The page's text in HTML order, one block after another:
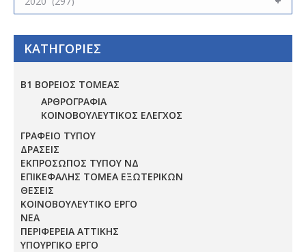
ΚΑΤΗΓΟΡΙΕΣ
Β1 ΒΟΡΕΙΟΣ ΤΟΜΕΑΣ
ΑΡΘΡΟΓΡΑΦΙΑ
ΚΟΙΝΟΒΟΥΛΕΥΤΙΚΟΣ ΕΛΕΓΧΟΣ
ΓΡΑΦΕΙΟ ΤΥΠΟΥ
ΔΡΑΣΕΙΣ
ΕΚΠΡΟΣΩΠΟΣ ΤΥΠΟΥ ΝΔ
ΕΠΙΚΕΦΑΛΗΣ ΤΟΜΕΑ ΕΞΩΤΕΡΙΚΩΝ
ΘΕΣΕΙΣ
ΚΟΙΝΟΒΟΥΛΕΥΤΙΚΟ ΕΡΓΟ
ΝΕΑ
ΠΕΡΙΦΕΡΕΙΑ ΑΤΤΙΚΗΣ
ΥΠΟΥΡΓΙΚΟ ΕΡΓΟ